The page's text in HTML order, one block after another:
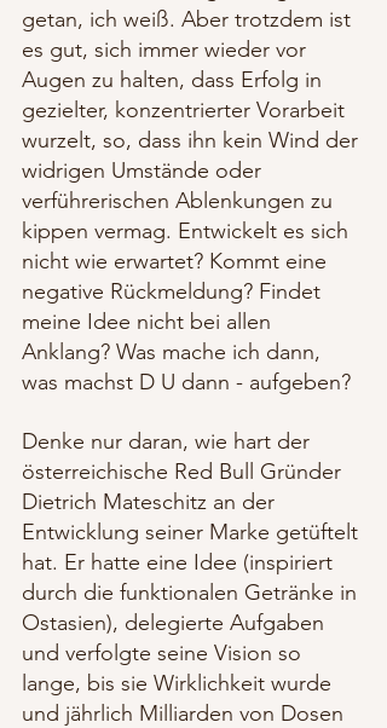
getan, ich weiß. Aber trotzdem ist
es gut, sich immer wieder vor
Augen zu halten, dass Erfolg in
gezielter, konzentrierter Vorarbeit
wurzelt, so, dass ihn kein Wind der
widrigen Umstände oder
verführerischen Ablenkungen zu
kippen vermag. Entwickelt es sich
nicht wie erwartet? Kommt eine
negative Rückmeldung? Findet
meine Idee nicht bei allen
Anklang? Was mache ich dann,
was machst D U dann - aufgeben?
Denke nur daran, wie hart der
österreichische Red Bull Gründer
Dietrich Mateschitz an der
Entwicklung seiner Marke getüftelt
hat. Er hatte eine Idee (inspiriert
durch die funktionalen Getränke in
Ostasien), delegierte Aufgaben
und verfolgte seine Vision so
lange, bis sie Wirklichkeit wurde
und jährlich Milliarden von Dosen